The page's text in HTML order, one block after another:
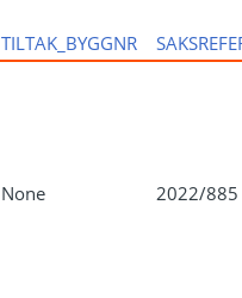
TILTAK_BYGGNR
None 2022/885